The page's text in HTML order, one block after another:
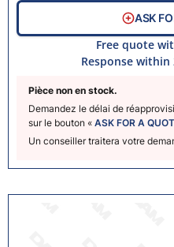
Pièce non en stock.
Demandez le délai de
sur le bouton « ASK FOR A
Un conseiller traitera votre
ASK
Free quote
Response